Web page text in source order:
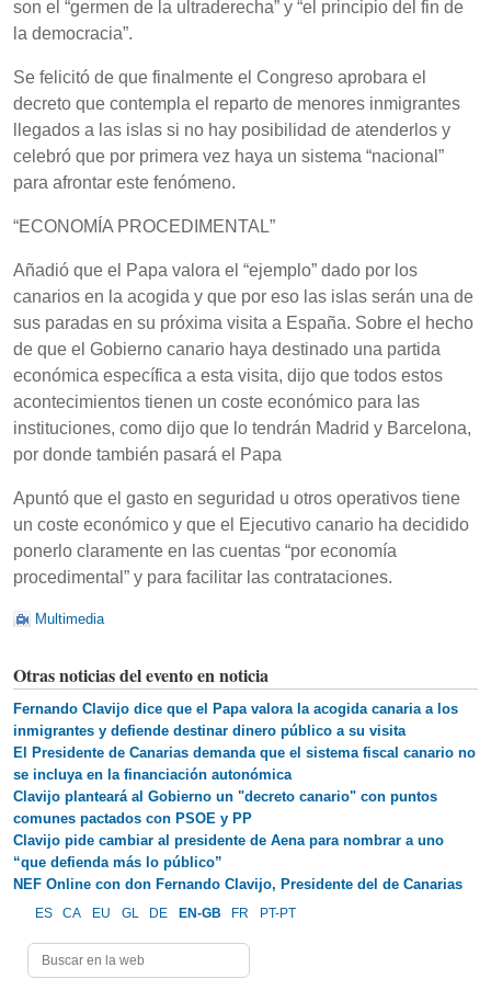
son el “germen de la ultraderecha” y “el principio del fin de
la democracia”.
Se felicitó de que finalmente el Congreso aprobara el
decreto que contempla el reparto de menores inmigrantes
llegados a las islas si no hay posibilidad de atenderlos y
celebró que por primera vez haya un sistema “nacional”
para afrontar este fenómeno.
“ECONOMÍA PROCEDIMENTAL”
Añadió que el Papa valora el “ejemplo” dado por los
canarios en la acogida y que por eso las islas serán una de
sus paradas en su próxima visita a España. Sobre el hecho
de que el Gobierno canario haya destinado una partida
económica específica a esta visita, dijo que todos estos
acontecimientos tienen un coste económico para las
instituciones, como dijo que lo tendrán Madrid y Barcelona,
por donde también pasará el Papa
Apuntó que el gasto en seguridad u otros operativos tiene
un coste económico y que el Ejecutivo canario ha decidido
ponerlo claramente en las cuentas “por economía
procedimental” y para facilitar las contrataciones.
Multimedia
Otras noticias del evento en noticia
Fernando Clavijo dice que el Papa valora la acogida canaria a los
inmigrantes y defiende destinar dinero público a su visita
El Presidente de Canarias demanda que el sistema fiscal canario no
se incluya en la financiación autonómica
Clavijo planteará al Gobierno un "decreto canario" con puntos
comunes pactados con PSOE y PP
Clavijo pide cambiar al presidente de Aena para nombrar a uno
“que defienda más lo público”
NEF Online con don Fernando Clavijo, Presidente del de Canarias
ES CA EU GL DE EN-GB FR PT-PT